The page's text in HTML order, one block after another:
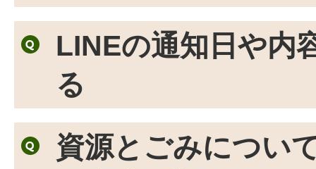
LINEの通知日や内
る
資源とごみについ